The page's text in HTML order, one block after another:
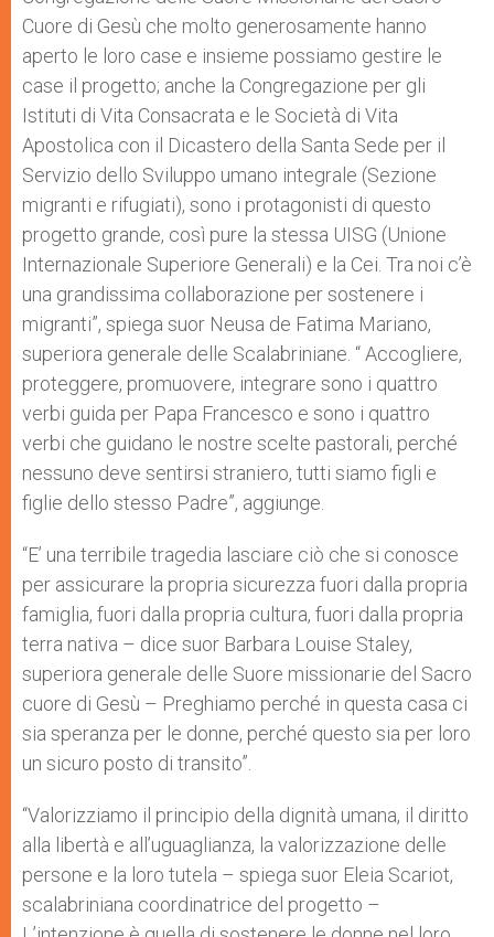
Cuore di Gesù che molto generosamente hanno
aperto le loro case e insieme possiamo gestire le
case il progetto; anche la Congregazione per gli
Istituti di Vita Consacrata e le Società di Vita
Apostolica con il Dicastero della Santa Sede per il
Servizio dello Sviluppo umano integrale (Sezione
migranti e rifugiati), sono i protagonisti di questo
progetto grande, così pure la stessa UISG (Unione
Internazionale Superiore Generali) e la Cei. Tra noi c’è
una grandissima collaborazione per sostenere i
migranti”, spiega suor Neusa de Fatima Mariano,
superiora generale delle Scalabriniane. “ Accogliere,
proteggere, promuovere, integrare sono i quattro
verbi guida per Papa Francesco e sono i quattro
verbi che guidano le nostre scelte pastorali, perché
nessuno deve sentirsi straniero, tutti siamo figli e
figlie dello stesso Padre”, aggiunge.
“E’ una terribile tragedia lasciare ciò che si conosce
per assicurare la propria sicurezza fuori dalla propria
famiglia, fuori dalla propria cultura, fuori dalla propria
terra nativa – dice suor Barbara Louise Staley,
superiora generale delle Suore missionarie del Sacro
cuore di Gesù – Preghiamo perché in questa casa ci
sia speranza per le donne, perché questo sia per loro
un sicuro posto di transito”.
“Valorizziamo il principio della dignità umana, il diritto
alla libertà e all’uguaglianza, la valorizzazione delle
persone e la loro tutela – spiega suor Eleia Scariot,
scalabriniana coordinatrice del progetto –